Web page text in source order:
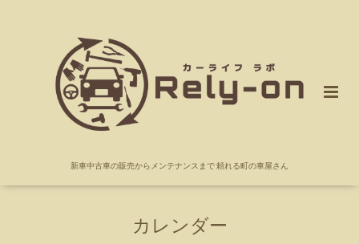
新車中古車の販売からメンテナンスまで 頼れる町の車屋さん
カレンダー